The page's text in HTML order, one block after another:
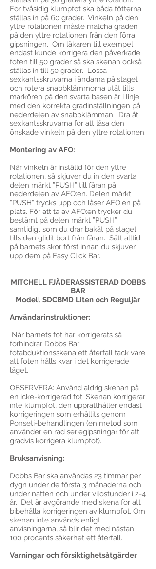
För tvåsidig klumpfot ska båda fötterna
ställas in på 60 grader. Vinkeln på den
yttre rotationen måste matcha graden
på den yttre rotationen från den förra
gipsningen. Om läkaren till exempel
endast kunde korrigera den påverkade
foten till 50 grader så ska skenan också
ställas in till 50 grader. Lossa
sexkantsskruvarna i ändarna på staget
och rotera snabbklämmorna utåt tills
markören på den svarta basen är i linje
med den korrekta gradinställningen på
nederdelen av snabbklämman. Dra åt
sexkantsskruvarna för att låsa den
önskade vinkeln på den yttre rotationen.
Montering av AFO:
När vinkeln är inställd för den yttre
rotationen, så skjuver du in den svarta
delen märkt ”PUSH” till fåran på
nederdelen av AFO:en. Delen märkt
”PUSH” trycks upp och låser AFO:en på
plats. För att ta av AFO:en trycker du
bestämt på delen märkt ”PUSH”
samtidigt som du drar bakåt på staget
tills den glidit bort från fåran. Sätt alltid
på barnets skor först innan du skjuver
upp dem på Easy Click Bar.
MITCHELL FJÄDERASSISTERAD DOBBS
BAR
Modell SDCBMD Liten och Reguljär
Användarinstruktioner:
När barnets fot har korrigerats så
förhindrar Dobbs Bar
fotabduktionsskena ett återfall tack vare
att foten hålls kvar i det korrigerade
läget.
OBSERVERA: Använd aldrig skenan på
en icke-korrigerad fot. Skenan korrigerar
inte klumpfot, den upprätthåller endast
korrigeringen som erhållits genom
Ponseti-behandlingen (en metod som
använder en rad seriegipsningar för att
gradvis korrigera klumpfot).
Bruksanvisning:
Dobbs Bar ska användas 23 timmar per
dygn under de första 3 månaderna och
under natten och under vilostunder i 2-4
år. Det är avgörande med skena för att
bibehålla korrigeringen av klumpfot. Om
skenan inte används enligt
anvisningarna, så blir det med nästan
100 procents säkerhet ett återfall.
Varningar och försiktighetsåtgärder